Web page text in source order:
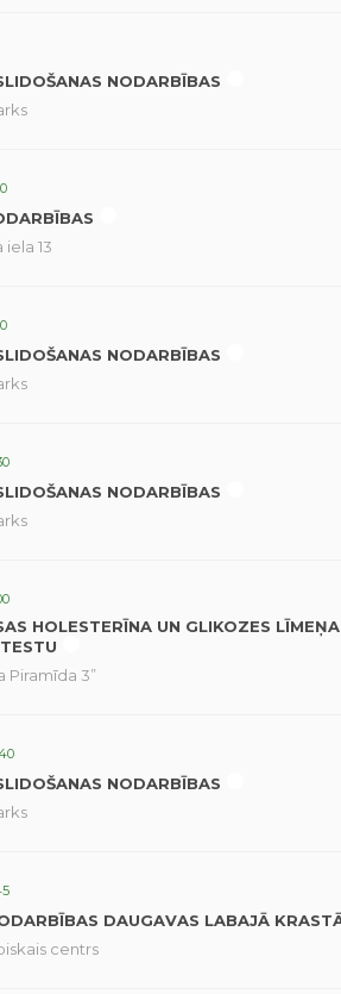
NODARBĪBAS
iela 13
NODARBĪBAS
NODARBĪBAS
HOLESTERĪNA UN GLIKOZES
Piramīda 3”
NODARBĪBAS
DAUGAVAS LABAJĀ
centrs